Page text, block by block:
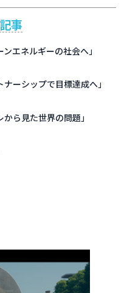
事
エネルギーの社会へ」
ーシップで目標達成へ」
ら見た世界の問題」